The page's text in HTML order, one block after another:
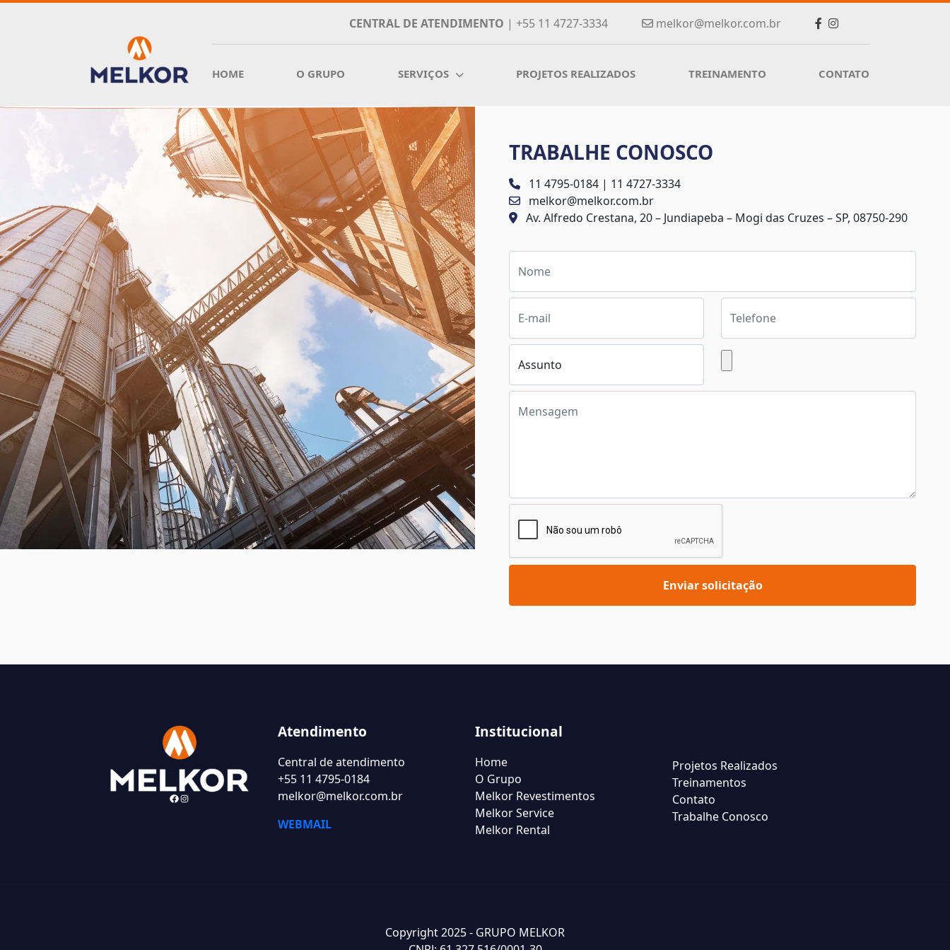
CENTRAL DE ATENDIMENTO | +55 11 4727-3334 melkor@melkor.com.br
HOME O GRUPO SERVIÇOS PROJETOS REALIZADOS TREINAMENTO CONTATO
TRABALHE CONOSCO
11 4795-0184 | 11 4727-3334
melkor@melkor.com.br
Av. Alfredo Crestana, 20 – Jundiapeba – Mogi das Cruzes – SP, 08750-290
Facebook
Instagram
Atendimento
Central de atendimento
+55 11 4795-0184
melkor@melkor.com.br
WEBMAIL
Institucional
Home
O Grupo
Melkor Revestimentos
Melkor Service
Melkor Rental
Projetos Realizados
Treinamentos
Contato
Trabalhe Conosco
Copyright 2025 - GRUPO MELKOR